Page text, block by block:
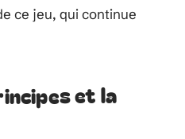
ce jeu, qui continue
et la